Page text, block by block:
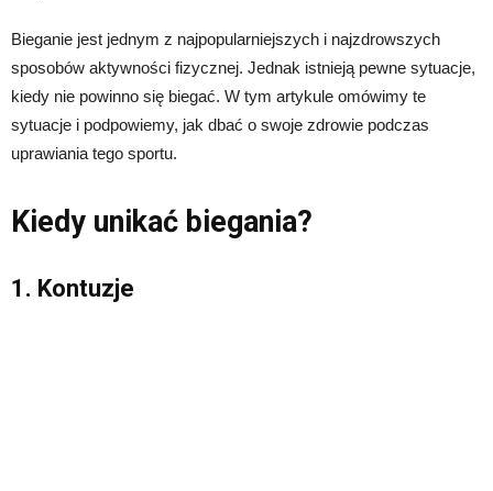
Bieganie jest jednym z najpopularniejszych i najzdrowszych
sposobów aktywności fizycznej. Jednak istnieją pewne sytuacje,
kiedy nie powinno się biegać. W tym artykule omówimy te
sytuacje i podpowiemy, jak dbać o swoje zdrowie podczas
uprawiania tego sportu.
Kiedy unikać biegania?
1. Kontuzje